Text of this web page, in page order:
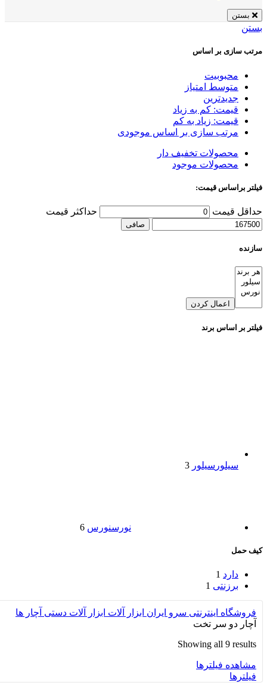
بستن
بستن
مرتب سازی بر اساس
محبوبیت
متوسط امتیاز
جدیدترین
قیمت: کم به زیاد
قیمت: زیاد به کم
مرتب سازی بر اساس موجودی
محصولات تخفیف دار
محصولات موجود
فیلتر براساس قیمت:
حداقل قیمت حداكثر قيمت
صافی
سازنده
اعمال کردن
فیلتر بر اساس برند
سیلور سیلور 3
نورسنورس 6
کیف حمل
دارد 1
برزنتی 1
فروشگاه اینترنتی سرو ایران ابزار آلات ابزار آلات دستی آچار ها
آچار دو سر تخت
Showing all 9 results
مشاهده فیلترها
فیلترها